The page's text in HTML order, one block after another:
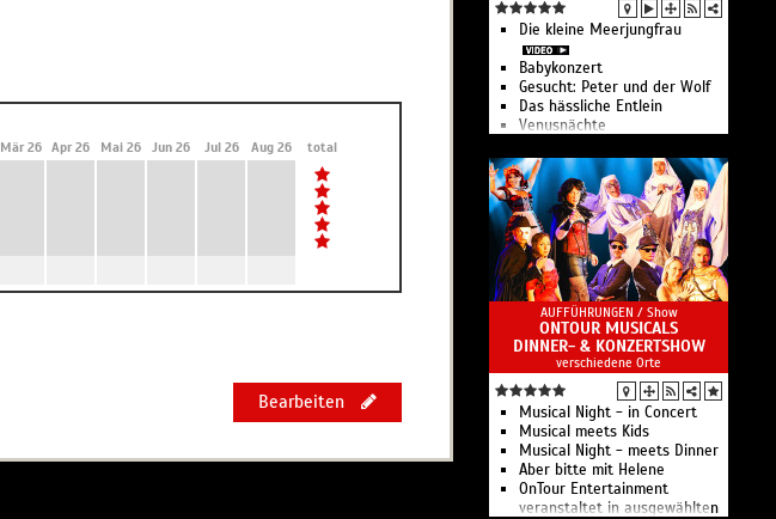
Mär 26 Apr 26 Mai 26 Jun 26 Jul 26 Aug 26 total
Bearbeiten
Die kleine Meerjungfrau
Babykonzert
Gesucht: Peter und der Wolf
Das hässliche Entlein
Venusnächte
Musikalische Komödie der
Oper Leipzig
AUFFÜHRUNGEN / Show
ONTOUR MUSICALS
DINNER- & KONZERTSHOW
verschiedene Orte
Musical Night - in Concert
Musical meets Kids
Musical Night - meets Dinner
Aber bitte mit Helene
OnTour Entertainment
veranstaltet in ausgewählten